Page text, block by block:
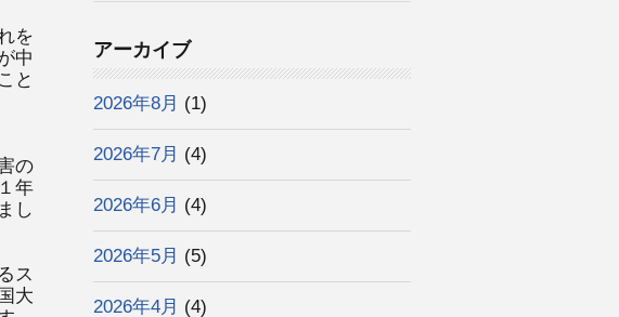
を
中
と
の
年
し
ス
大
アーカイブ
2026年8月 (1)
2026年7月 (4)
2026年6月 (4)
2026年5月 (5)
2026年4月 (4)